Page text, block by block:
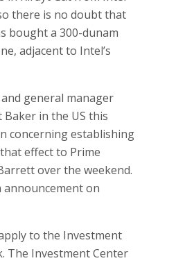
there is no doubt that
bought a 300-dunam
adjacent to Intel’s
general manager
in the US this
concerning establishing
effect to Prime
over the weekend.
announcement on
to the Investment
The Investment Center